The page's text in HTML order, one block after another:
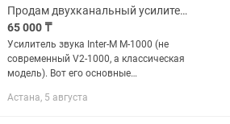
Продам двухканальный усилитель мощности Inter-M M1000 (Power Amplifier)
65 000 ₸
Усилитель звука Inter-M M-1000 (не
современный V2-1000, а классическая
модель). Вот его основные
характеристики Тип:
Астана, 5 августа